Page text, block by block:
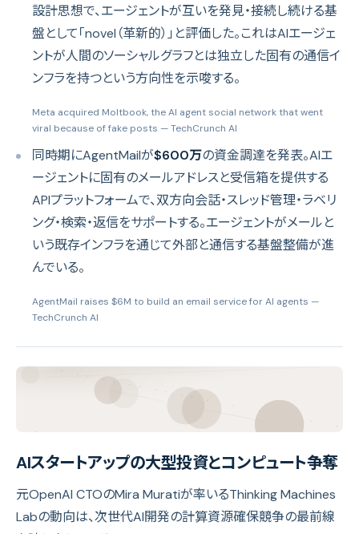
設計思想で、エージェントが互いを発見・接続し続ける基
盤として「novel（革新的）」と評価した。これはAIエージェ
ントが人間のソーシャルグラフとは独立した固有の通信イ
ンフラを持つという方向性を示唆する。
Meta acquired Moltbook, the AI agent social network that went
viral because of fake posts — TechCrunch AI
同時期にAgentMailが$600万の資金調達を発表。AIエ
ージェントに固有のメールアドレスと受信箱を提供する
APIプラットフォームで、双方向会話・スレッド管理・ラベリ
ング・検索・返信をサポートする。エージェントがメールと
いう既存インフラを通じて外部と通信する基盤整備が進
んでいる。
AgentMail raises $6M to build an email service for AI agents —
TechCrunch AI
AIスタートアップの大型投資とコンピュート争奪
元OpenAI CTOのMira Muratiが率いるThinking Machines
Labの動向は、次世代AI開発の計算資源確保競争の最前線